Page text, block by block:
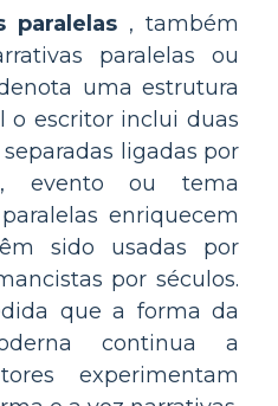
paralelas , também
paralelas ou
uma estrutura
o escritor inclui duas
ligadas por
evento ou tema
enriquecem
sido usadas por
por séculos.
que a forma da
continua a
experimentam